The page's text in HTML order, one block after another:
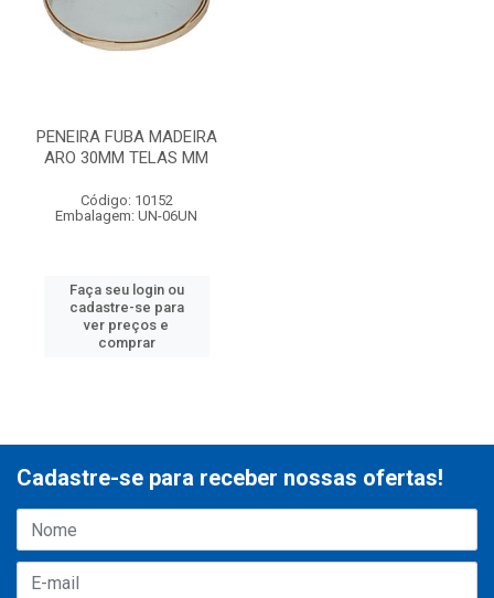
PENEIRA FUBA MADEIRA
ARO 30MM TELAS MM
Código: 10152
Embalagem: UN-06UN
Faça seu login ou
cadastre-se para
ver preços e
comprar
Cadastre-se para receber nossas ofertas!